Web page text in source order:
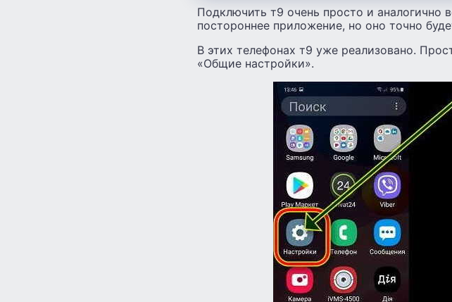
Подключить т9 очень просто и аналогично
постороннее приложение, но оно точно
В этих телефонах т9 уже реализовано.
«Общие настройки».